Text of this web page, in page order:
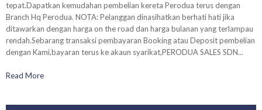
tepat.Dapatkan kemudahan pembelian kereta Perodua terus dengan
Branch Hq Perodua. NOTA: Pelanggan dinasihatkan berhati hati jika
ditawarkan dengan harga on the road dan harga bulanan yang terlampau
rendah.Sebarang transaksi pembayaran Booking atau Deposit pembelian
dengan Kami,bayaran terus ke akaun syarikat,PERODUA SALES SDN...
Read More